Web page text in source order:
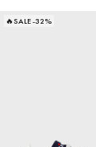
🔥SALE -32%